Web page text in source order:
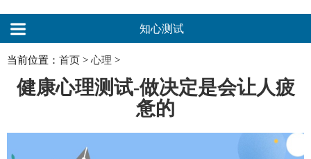
知心测试
当前位置： 首页 > 心理 >
健康心理测试-做决定是会让人疲
惫的